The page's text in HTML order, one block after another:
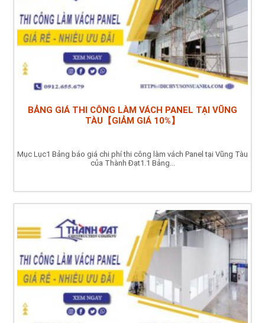
BẢNG GIÁ THI CÔNG LÀM VÁCH PANEL TẠI VŨNG
TÀU【GIẢM GIÁ 10%】
Mục Lục1 Bảng báo giá chi phí thi công làm vách Panel tại Vũng Tàu
của Thành Đạt1.1 Bảng...